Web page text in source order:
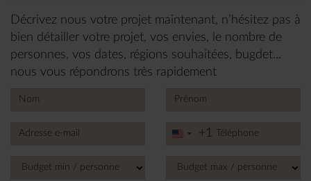
Décrivez nous votre projet maintenant, n’hésitez pas à
bien détailler votre projet, vos envies, le nombre de
personnes, vos dates, régions souhaitées, bugdet...
nous vous répondrons très rapidement
United
+1
+1